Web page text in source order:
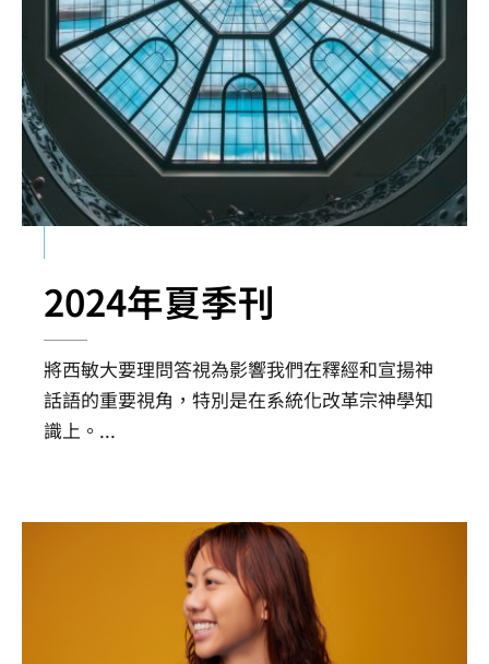
2024年夏季刊
將西敏大要理問答視為影響我們在釋經和宣揚神
話語的重要視角，特別是在系統化改革宗神學知
識上。 ...